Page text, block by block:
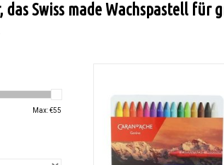
das Swiss made Wachspastell für
Max: €55
hervorragender Deckkraft und
ausgezeichneter Lichtechtheit
von Caran d'Ache.
ZUM WARENKORB